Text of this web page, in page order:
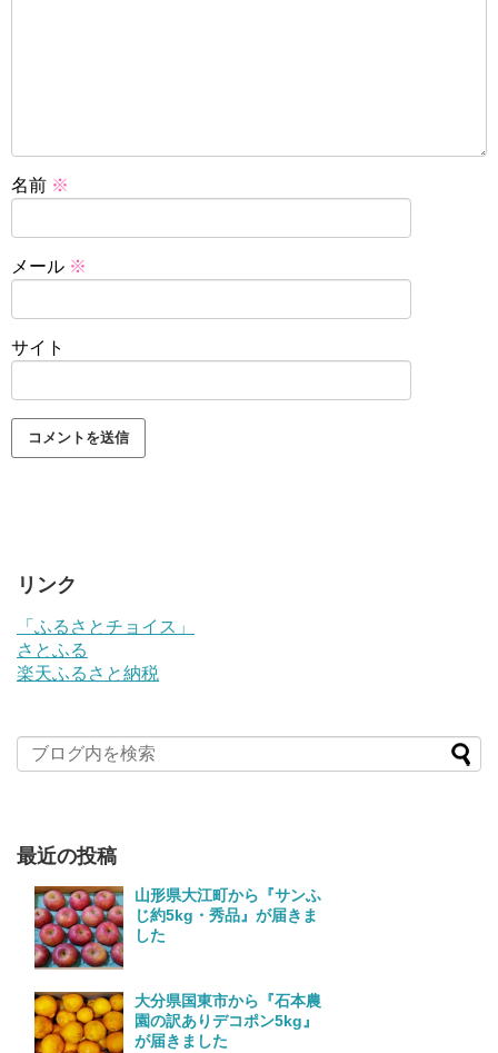
名前 ※
メール ※
サイト
リンク
「ふるさとチョイス」
さとふる
楽天ふるさと納税
最近の投稿
山形県大江町から『サンふ
じ約5kg・秀品』が届きま
した
大分県国東市から『石本農
園の訳ありデコポン5kg』
が届きました